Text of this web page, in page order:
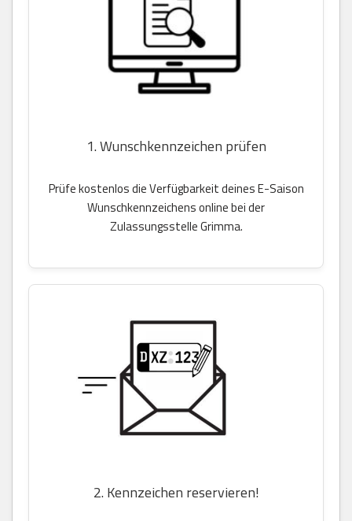
1. Wunschkennzeichen prüfen
Prüfe kostenlos die Verfügbarkeit deines E-Saison
Wunschkennzeichens online bei der
Zulassungsstelle Grimma.
2. Kennzeichen reservieren!